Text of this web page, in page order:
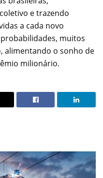
e trazendo
a cada novo
muitos
alimentando o sonho de
milionário.